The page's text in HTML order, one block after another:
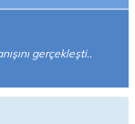
gerçekleşti..